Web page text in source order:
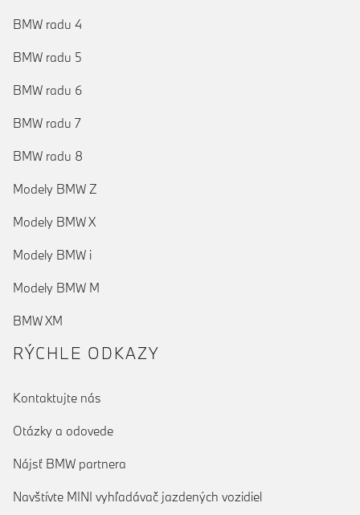
BMW radu 4
BMW radu 5
BMW radu 6
BMW radu 7
BMW radu 8
Modely BMW Z
Modely BMW X
Modely BMW i
Modely BMW M
BMW XM
RÝCHLE ODKAZY
Kontaktujte nás
Otázky a odovede
Nájsť BMW partnera
Navštívte MINI vyhľadávač jazdených vozidiel